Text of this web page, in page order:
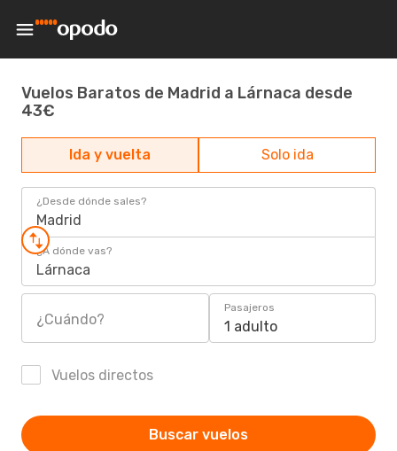
Vuelos Baratos de Madrid a Lárnaca desde
43€
Ida y vuelta Solo ida
¿Desde dónde sales?
Madrid
¿A dónde vas?
Lárnaca
¿Cuándo?
Pasajeros
1 adulto
Vuelos directos
Buscar vuelos